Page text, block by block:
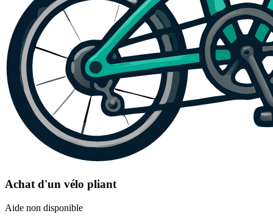
Achat d'un vélo pliant
Aide non disponible